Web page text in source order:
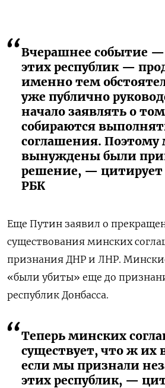
Вчерашнее событие
этих республик —
именно тем
уже публично
начало заявлять о
собираются
соглашения.
вынуждены были
решение, — цитирует
РБК
Еще Путин заявил о
существования минских
признания ДНР и ЛНР.
«были убиты» еще до
республик Донбасса.
Теперь минских
существует, что ж их
если мы признали
этих республик, —